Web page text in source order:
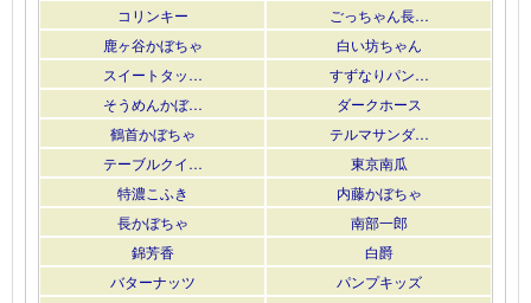
コリンキー
ごっちゃん長…
鹿ヶ谷かぼちゃ
白い坊ちゃん
スイートタッ…
すずなりパン…
そうめんかぼ…
ダークホース
鶴首かぼちゃ
テルマサンダ…
テーブルクイ…
東京南瓜
特濃こふき
内藤かぼちゃ
長かぼちゃ
南部一郎
錦芳香
白爵
バターナッツ
パンプキッズ